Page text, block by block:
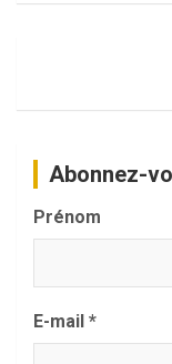
Abonnez-
Prénom
E-mail *